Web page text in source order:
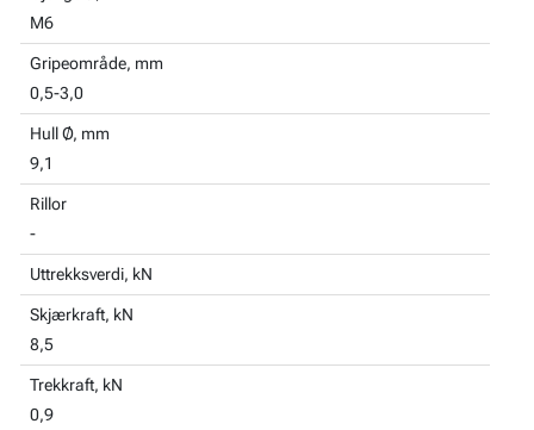
M6
Gripeområde, mm
0,5-3,0
Hull Ø, mm
9,1
Rillor
-
Uttrekksverdi, kN
Skjærkraft, kN
8,5
Trekkraft, kN
0,9